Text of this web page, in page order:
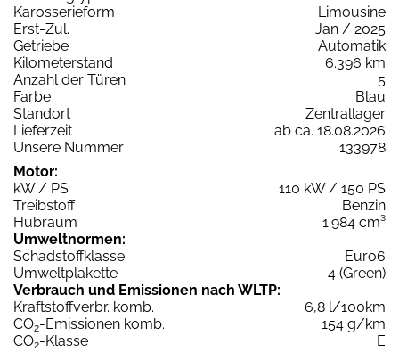
Karosserieform
Limousine
Erst-Zul.
Jan / 2025
Getriebe
Automatik
Kilometerstand
6.396 km
Anzahl der Türen
5
Farbe
Blau
Standort
Zentrallager
Lieferzeit
ab ca. 18.08.2026
Unsere Nummer
133978
Motor:
kW / PS
110 kW / 150 PS
Treibstoff
Benzin
Hubraum
1.984 cm³
Umweltnormen:
Schadstoffklasse
Euro6
Umweltplakette
4 (Green)
Verbrauch und Emissionen nach WLTP:
Kraftstoffverbr. komb.
6,8 l/100km
CO2-Emissionen komb.
154 g/km
CO2-Klasse
E